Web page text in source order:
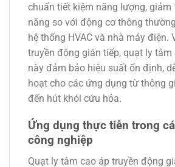
chuẩn tiết kiệm năng lượng, giảm
năng so với động cơ thông
hệ thống HVAC và nhà máy điện.
truyền động gián tiếp, quạt ly tâm
này đảm bảo hiệu suất ổn định,
hoạt cho các ứng dụng từ thông
đến hút khói cứu hỏa.
Ứng dụng thực tiễn trong
công nghiệp
Quạt ly tâm cao áp truyền động